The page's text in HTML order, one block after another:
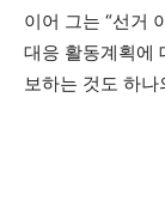
이어 그는 “선거
대응 활동계획에
보하는 것도 하나